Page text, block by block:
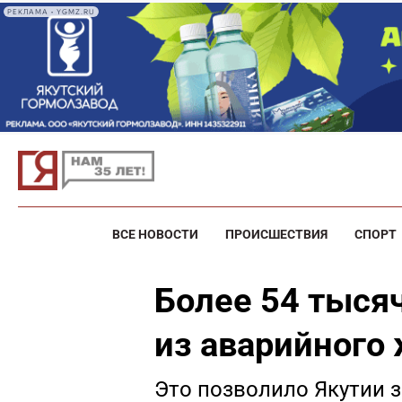
РЕКЛАМА • YGMZ.RU
ВСЕ НОВОСТИ ПРОИСШЕСТВИЯ СПОРТ
Более 54
из
Это позволило Якутии